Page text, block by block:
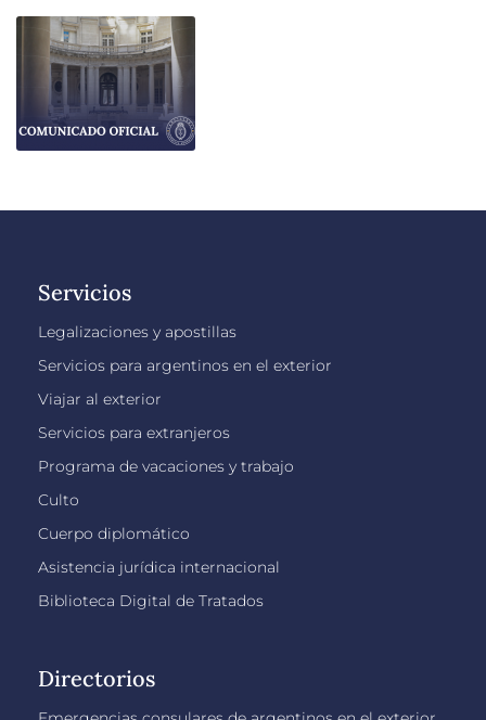
Servicios
Legalizaciones y apostillas
Servicios para argentinos en el exterior
Viajar al exterior
Servicios para extranjeros
Programa de vacaciones y trabajo
Culto
Cuerpo diplomático
Asistencia jurídica internacional
Biblioteca Digital de Tratados
Directorios